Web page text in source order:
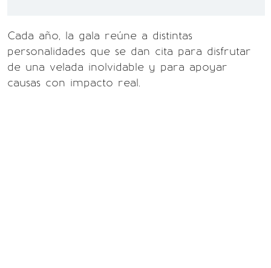
Cada año, la gala reúne a distintas
personalidades que se dan cita para disfrutar
de una velada inolvidable y para apoyar
causas con impacto real.